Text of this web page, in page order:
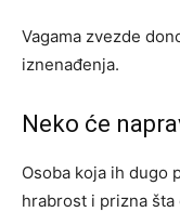
Vagama zvezde
iznenađenja.
Neko će
Osoba koja ih dugo
hrabrost i prizna šta